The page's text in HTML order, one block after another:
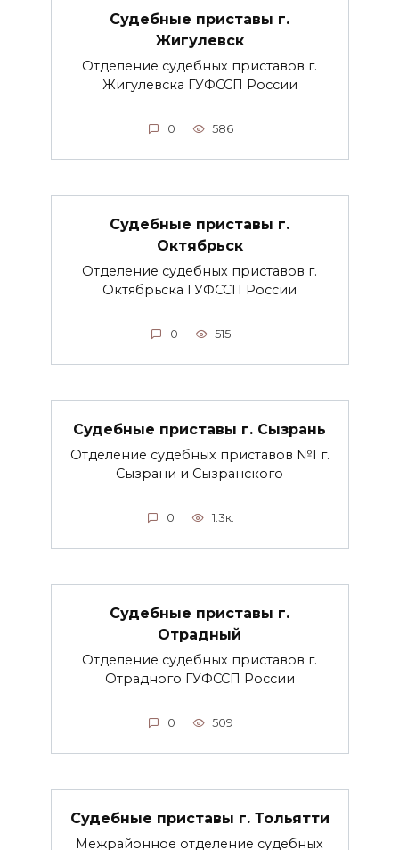
Судебные приставы г.
Жигулевск
Отделение судебных приставов г.
Жигулевска ГУФССП России
0 586
Судебные приставы г.
Октябрьск
Отделение судебных приставов г.
Октябрьска ГУФССП России
0 515
Судебные приставы г. Сызрань
Отделение судебных приставов №1 г.
Сызрани и Сызранского
0 1.3к.
Судебные приставы г.
Отрадный
Отделение судебных приставов г.
Отрадного ГУФССП России
0 509
Судебные приставы г. Тольятти
Межрайонное отделение судебных